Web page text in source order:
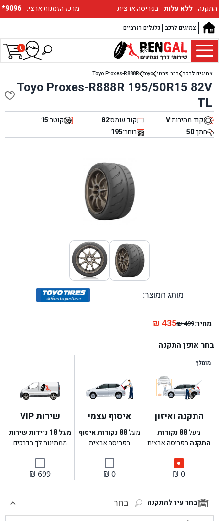
*9096 :מרכז הזמנות ארצי התקנה ללא עלות בפריסה ארצית
גלגלים רזרביים צמיגים לרכב
0
צמיגים לרכב רכב פרטי toyo
Toyo Proxes-R888R
Toyo Proxes-R888R 195/50R15 82V
TL
קוד מהירות:V קוד עומס:82 קוטר:15
חתך:50 רוחב:195
מותג המוצר:
מחיר: ₪499
המחיר
המקורי
היה:
₪435המחיר
הנוכחי
הוא:
בחר אופן התקנה
מומלץ
התקנה ואיזון
מעל88 נקודות
התקנהבפריסה ארצית
₪ 0
איסוף עצמי
מעל88 נקודות איסוף
בפריסה ארצית
₪ 0
שירות VIP
מעל 18 ניידות שירות
ממתינות לך בדרכים
₪ 699
בחר עיר להתקנה בחר